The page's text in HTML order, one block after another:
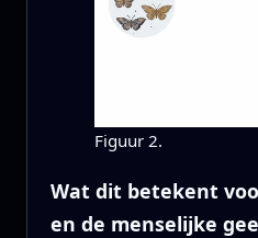
Figuur 2.
Wat dit betekent
en de menselijke